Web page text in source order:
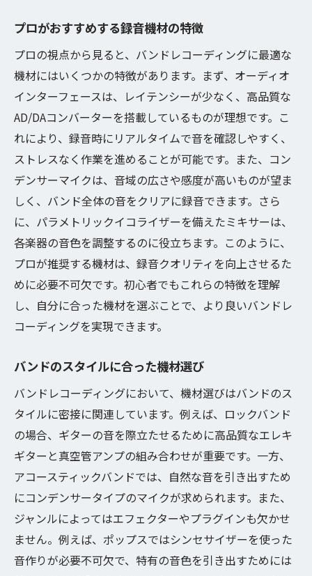
プロがおすすめする録音機材の特徴
プロの視点から見ると、バンドレコーディングに最適な
機材にはいくつかの特徴があります。まず、オーディオ
インターフェースは、レイテンシーが少なく、高品質な
AD/DAコンバーターを搭載しているものが理想です。こ
れにより、録音時にリアルタイムで音を確認しやすく、
ストレスなく作業を進めることが可能です。また、コン
デンサーマイクは、音域の広さや感度が高いものが望ま
しく、バンド全体の音をクリアに録音できます。さら
に、パラメトリックイコライザーを備えたミキサーは、
各楽器の音色を調整するのに役立ちます。このように、
プロが推奨する機材は、録音クオリティを向上させるた
めに必要不可欠です。初心者でもこれらの特徴を理解
し、自分に合った機材を選ぶことで、より良いバンドレ
コーディングを実現できます。
バンドのスタイルに合った機材選び
バンドレコーディングにおいて、機材選びはバンドのス
タイルに密接に関連しています。例えば、ロックバンド
の場合、ギターの音を際立たせるために高品質なエレキ
ギターと真空管アンプの組み合わせが重要です。一方、
アコースティックバンドでは、自然な音を引き出すため
にコンデンサータイプのマイクが求められます。また、
ジャンルによってはエフェクターやプラグインも欠かせ
ません。例えば、ポップスではシンセサイザーを使った
音作りが必要不可欠で、特有の音色を引き出すためには